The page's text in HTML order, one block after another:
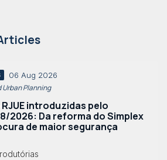
06 Aug 2026
Urban Planning
introduzidas pelo
2026: Da reforma do Simplex
de maior segurança